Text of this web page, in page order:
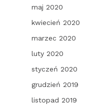
maj 2020
kwiecień 2020
marzec 2020
luty 2020
styczeń 2020
grudzień 2019
listopad 2019